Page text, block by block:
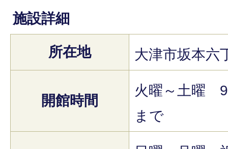
施設詳細
所在地 大津市坂本六
開館時間
火曜～土曜
まで